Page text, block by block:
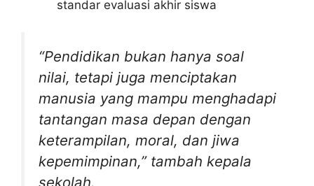
standar evaluasi akhir siswa
“Pendidikan bukan hanya soal
nilai, tetapi juga menciptakan
manusia yang mampu menghadapi
tantangan masa depan dengan
keterampilan, moral, dan jiwa
kepemimpinan,” tambah kepala
sekolah.